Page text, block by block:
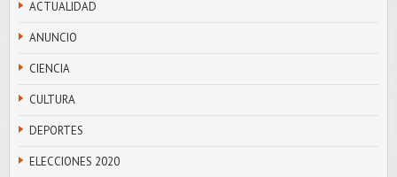
ACTUALIDAD
ANUNCIO
CIENCIA
CULTURA
DEPORTES
ELECCIONES 2020